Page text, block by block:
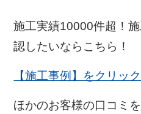
施工実績10000件超！
認したいならこちら！
【施工事例】をクリック
ほかのお客様の口コミ